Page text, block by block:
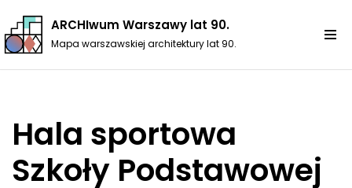
Przejdź
ARCHIwum Warszawy lat 90.
Mapa warszawskiej architektury lat 90.
Hala sportowa
Szkoły Podstawowej